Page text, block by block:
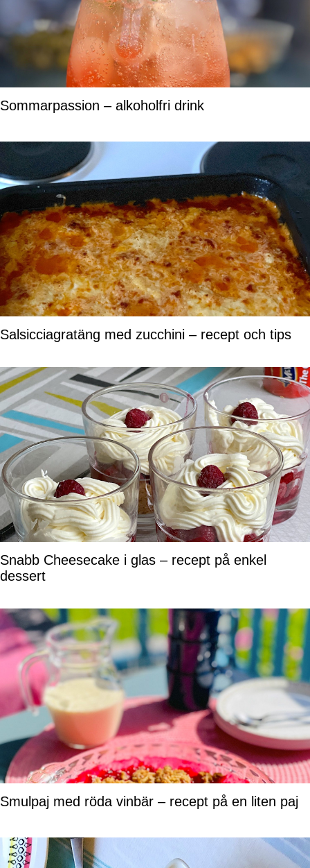
Sommarpassion – alkoholfri drink
Salsicciagratäng med zucchini – recept och tips
Snabb Cheesecake i glas – recept på enkel
dessert
Smulpaj med röda vinbär – recept på en liten paj